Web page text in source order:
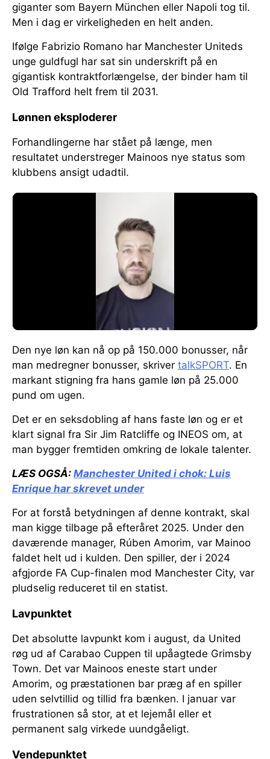
giganter som Bayern München eller Napoli tog til.
Men i dag er virkeligheden en helt anden.
Ifølge Fabrizio Romano har Manchester Uniteds
unge guldfugl har sat sin underskrift på en
gigantisk kontraktforlængelse, der binder ham til
Old Trafford helt frem til 2031.
Lønnen eksploderer
Forhandlingerne har stået på længe, men
resultatet understreger Mainoos nye status som
klubbens ansigt udadtil.
Den nye løn kan nå op på 150.000 bonusser, når
man medregner bonusser, skriver talkSPORT. En
markant stigning fra hans gamle løn på 25.000
pund om ugen.
Det er en seksdobling af hans faste løn og er et
klart signal fra Sir Jim Ratcliffe og INEOS om, at
man bygger fremtiden omkring de lokale talenter.
LÆS OGSÅ: Manchester United i chok: Luis
Enrique har skrevet under
For at forstå betydningen af denne kontrakt, skal
man kigge tilbage på efteråret 2025. Under den
daværende manager, Rúben Amorim, var Mainoo
faldet helt ud i kulden. Den spiller, der i 2024
afgjorde FA Cup-finalen mod Manchester City, var
pludselig reduceret til en statist.
Lavpunktet
Det absolutte lavpunkt kom i august, da United
røg ud af Carabao Cuppen til upåagtede Grimsby
Town. Det var Mainoos eneste start under
Amorim, og præstationen bar præg af en spiller
uden selvtillid og tillid fra bænken. I januar var
frustrationen så stor, at et lejemål eller et
permanent salg virkede uundgåeligt.
Vendepunktet